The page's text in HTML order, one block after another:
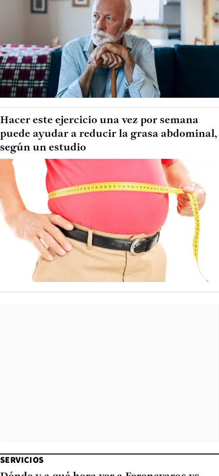
Hacer este ejercicio una vez por semana
puede ayudar a reducir la grasa abdominal,
según un estudio
SERVICIOS